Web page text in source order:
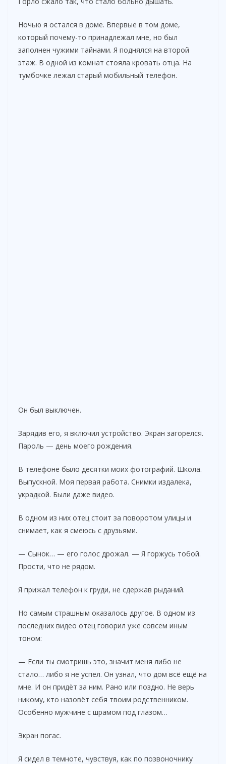
Ночью я остался в доме. Впервые в том доме,
который почему-то принадлежал мне, но был
заполнен чужими тайнами. Я поднялся на второй
этаж. В одной из комнат стояла кровать отца. На
тумбочке лежал старый мобильный телефон.
Он был выключен.
Зарядив его, я включил устройство. Экран загорелся.
Пароль — день моего рождения.
В телефоне было десятки моих фотографий. Школа.
Выпускной. Моя первая работа. Снимки издалека,
украдкой. Были даже видео.
В одном из них отец стоит за поворотом улицы и
снимает, как я смеюсь с друзьями.
— Сынок… — его голос дрожал. — Я горжусь тобой.
Прости, что не рядом.
Я прижал телефон к груди, не сдержав рыданий.
Но самым страшным оказалось другое. В одном из
последних видео отец говорил уже совсем иным
тоном:
— Если ты смотришь это, значит меня либо не
стало… либо я не успел. Он узнал, что дом всё ещё на
мне. И он придёт за ним. Рано или поздно. Не верь
никому, кто назовёт себя твоим родственником.
Особенно мужчине с шрамом под глазом…
Экран погас.
Я сидел в темноте, чувствуя, как по позвоночнику